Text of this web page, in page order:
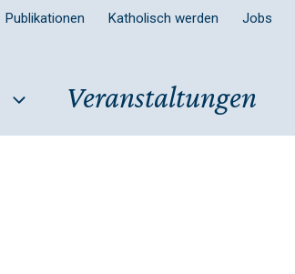
Publikationen Katholisch werden Jobs
Veranstaltungen